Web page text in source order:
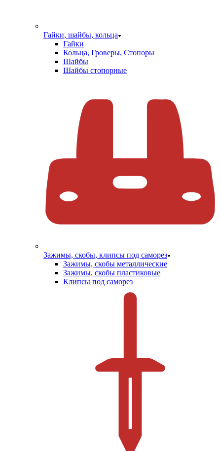
Гайки, шайбы, кольца
Гайки
Кольца, Гроверы, Стопоры
Шайбы
Шайбы стопорные
Зажимы, скобы, клипсы под саморез
Зажимы, скобы металлические
Зажимы, скобы пластиковые
Клипсы под саморез